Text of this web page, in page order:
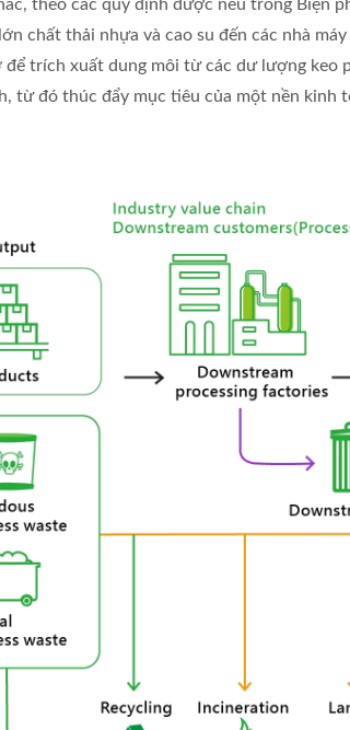
theo các quy định được nêu trong Biện
chất thải nhựa và cao su đến các nhà
trích xuất dung môi từ các dư lượng keo
từ đó thúc đẩy mục tiêu của một nền kinh